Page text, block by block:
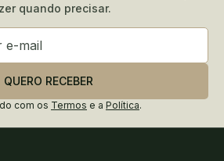
quando precisar.
QUERO RECEBER
com os Termos e a Política.